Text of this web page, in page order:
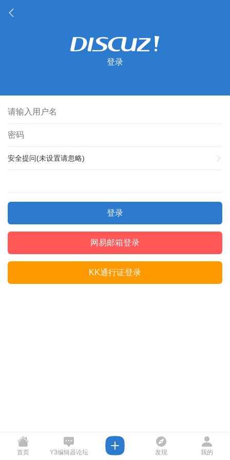
登录
安全提问(未设置请忽略)
登录
网易邮箱登录
KK通行证登录
首页 Y3编辑器论坛 发现 我的